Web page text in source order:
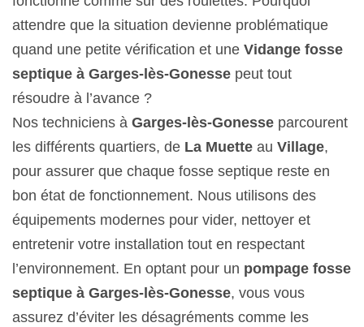
attendre que la situation devienne problématique
quand une petite vérification et une Vidange fosse
septique à Garges-lès-Gonesse peut tout
résoudre à l’avance ?
Nos techniciens à Garges-lès-Gonesse parcourent
les différents quartiers, de La Muette au Village,
pour assurer que chaque fosse septique reste en
bon état de fonctionnement. Nous utilisons des
équipements modernes pour vider, nettoyer et
entretenir votre installation tout en respectant
l’environnement. En optant pour un pompage fosse
septique à Garges-lès-Gonesse, vous vous
assurez d’éviter les désagréments comme les